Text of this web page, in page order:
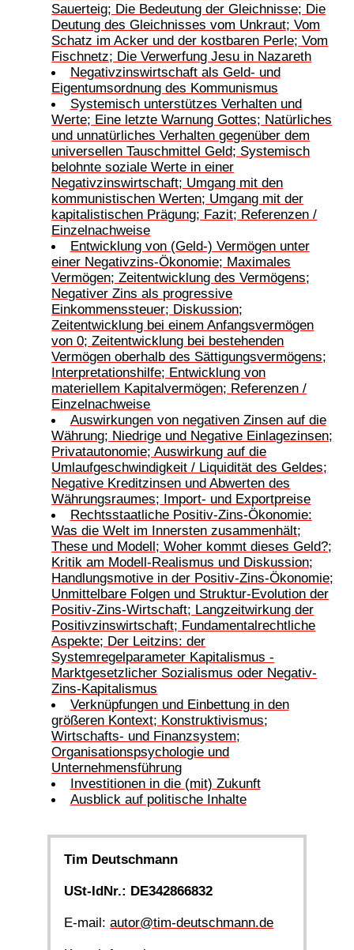
Sauerteig; Die Bedeutung der Gleichnisse; Die
Deutung des Gleichnisses vom Unkraut; Vom
Schatz im Acker und der kostbaren Perle; Vom
Fischnetz; Die Verwerfung Jesu in Nazareth
Negativzinswirtschaft als Geld- und
Eigentumsordnung des Kommunismus
Systemisch unterstützes Verhalten und
Werte; Eine letzte Warnung Gottes; Natürliches
und unnatürliches Verhalten gegenüber dem
universellen Tauschmittel Geld; Systemisch
belohnte soziale Werte in einer
Negativzinswirtschaft; Umgang mit den
kommunistischen Werten; Umgang mit der
kapitalistischen Prägung; Fazit; Referenzen /
Einzelnachweise
Entwicklung von (Geld-) Vermögen unter
einer Negativzins-Ökonomie; Maximales
Vermögen; Zeitentwicklung des Vermögens;
Negativer Zins als progressive
Einkommenssteuer; Diskussion;
Zeitentwicklung bei einem Anfangsvermögen
von 0; Zeitentwicklung bei bestehenden
Vermögen oberhalb des Sättigungsvermögens;
Interpretationshilfe; Entwicklung von
materiellem Kapitalvermögen; Referenzen /
Einzelnachweise
Auswirkungen von negativen Zinsen auf die
Währung; Niedrige und Negative Einlagezinsen;
Privatautonomie; Auswirkung auf die
Umlaufgeschwindigkeit / Liquidität des Geldes;
Negative Kreditzinsen und Abwerten des
Währungsraumes; Import- und Exportpreise
Rechtsstaatliche Positiv-Zins-Ökonomie:
Was die Welt im Innersten zusammenhält;
These und Modell; Woher kommt dieses Geld?;
Kritik am Modell-Realismus und Diskussion;
Handlungsmotive in der Positiv-Zins-Ökonomie;
Unmittelbare Folgen und Struktur-Evolution der
Positiv-Zins-Wirtschaft; Langzeitwirkung der
Positivzinswirtschaft; Fundamentalrechtliche
Aspekte; Der Leitzins: der
Systemregelparameter Kapitalismus -
Marktgesetzlicher Sozialismus oder Negativ-
Zins-Kapitalismus
Verknüpfungen und Einbettung in den
größeren Kontext; Konstruktivismus;
Wirtschafts- und Finanzsystem;
Organisationspsychologie und
Unternehmensführung
Investitionen in die (mit) Zukunft
Ausblick auf politische Inhalte
Tim Deutschmann
USt-IdNr.: DE342866832
E-mail:autor@tim-deutschmann.de